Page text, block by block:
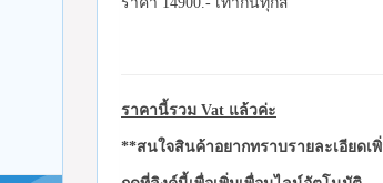
ราคานี้รวม Vat แล้วค่ะ
**สนใจสินค้าอยากทราบรายละเอียดเ